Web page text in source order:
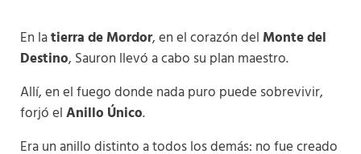
En latierra de Mordor, en el corazón del Monte del
Destino, Sauron llevó a cabo su plan maestro.
Allí, en el fuego donde nada puro puede sobrevivir,
forjó elAnillo Único.
Era un anillo distinto a todos los demás: no fue creado